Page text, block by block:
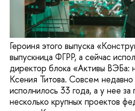
Героиня этого выпуска
выпускница ФГРР, а сейчас
директор блока «Активы ВЭБа:
Ксения Титова. Совсем
исполнилось 33 года, а у нее
несколько крупных проектов